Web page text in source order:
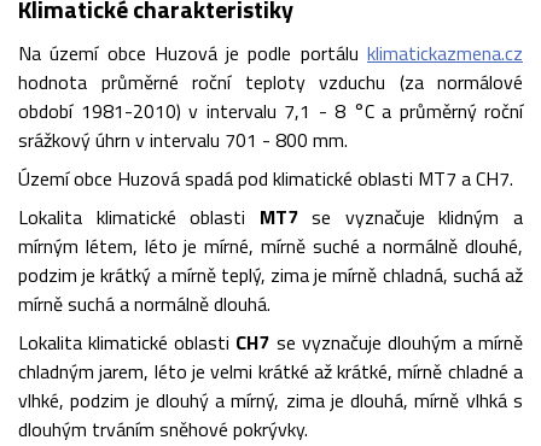
Klimatické charakteristiky
Na území obce Huzová je podle portálu klimatickazmena.cz
hodnota průměrné roční teploty vzduchu (za normálové
období 1981-2010) v intervalu 7,1 - 8 °C a průměrný roční
srážkový úhrn v intervalu 701 - 800 mm.
Území obce Huzová spadá pod klimatické oblasti MT7 a CH7.
Lokalita klimatické oblasti MT7se vyznačuje klidným a
mírným létem, léto je mírné, mírně suché a normálně dlouhé,
podzim je krátký a mírně teplý, zima je mírně chladná, suchá až
mírně suchá a normálně dlouhá.
Lokalita klimatické oblasti CH7 se vyznačuje dlouhým a mírně
chladným jarem, léto je velmi krátké až krátké, mírně chladné a
vlhké, podzim je dlouhý a mírný, zima je dlouhá, mírně vlhká s
dlouhým trváním sněhové pokrývky.